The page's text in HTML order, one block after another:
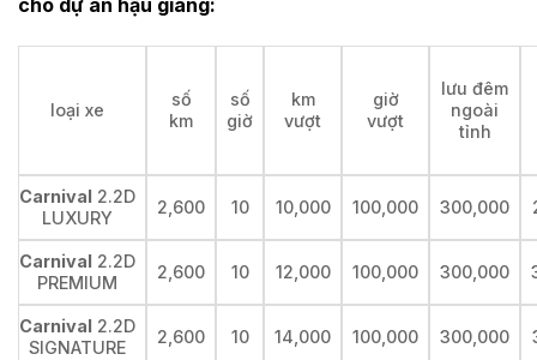
cho dự án hậu giang:
loại xe
số
km
số
giờ
km
vượt
giờ
vượt
lưu đêm
ngoài
tỉnh
Carnival 2.2D
LUXURY
2,600 10 10,000 100,000 300,000
Carnival 2.2D
PREMIUM
2,600 10 12,000 100,000 300,000
Carnival 2.2D
SIGNATURE
2,600 10 14,000 100,000 300,000